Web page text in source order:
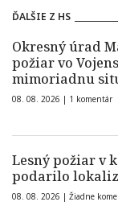
ĎALŠIE Z HS
Okresný úrad
požiar vo
mimoriadnu
08. 08. 2026 | 1 komentár
Lesný požiar v
podarilo
08. 08. 2026 | Žiadne